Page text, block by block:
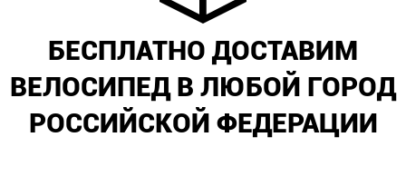
БЕСПЛАТНО ДОСТАВИМ
ВЕЛОСИПЕД В ЛЮБОЙ ГОРОД
РОССИЙСКОЙ ФЕДЕРАЦИИ